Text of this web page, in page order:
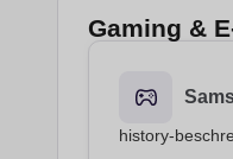
Gaming &
history-